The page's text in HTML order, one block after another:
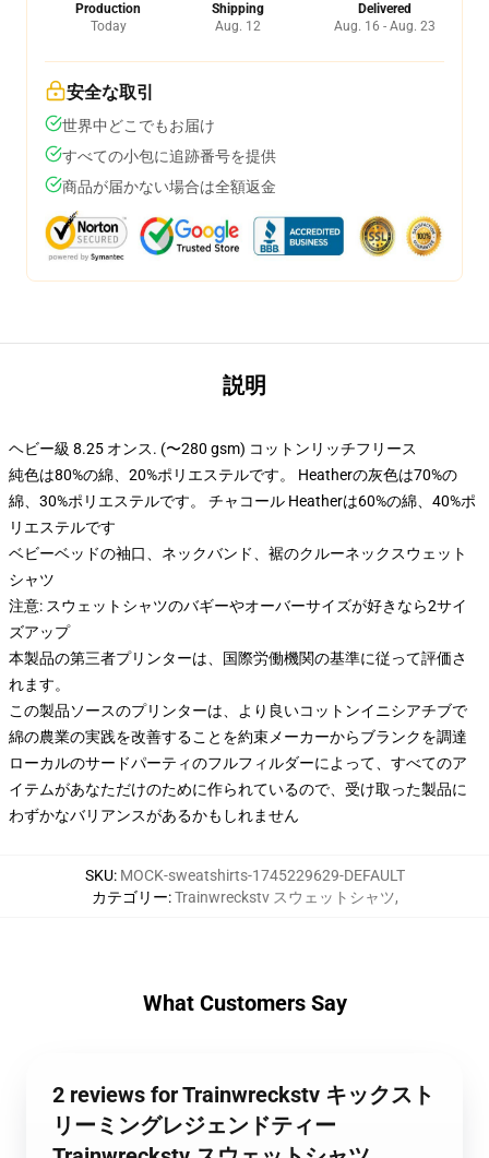
Production
Today
Shipping
Aug. 12
Delivered
Aug. 16 - Aug. 23
安全な取引
世界中どこでもお届け
すべての小包に追跡番号を提供
商品が届かない場合は全額返金
説明
ヘビー級 8.25 オンス. (〜280 gsm) コットンリッチフリース
純色は80%の綿、20%ポリエステルです。 Heatherの灰色は70%の
綿、30%ポリエステルです。 チャコール Heatherは60%の綿、40%ポ
リエステルです
ベビーベッドの袖口、ネックバンド、裾のクルーネックスウェット
シャツ
注意: スウェットシャツのバギーやオーバーサイズが好きなら2サイ
ズアップ
本製品の第三者プリンターは、国際労働機関の基準に従って評価さ
れます。
この製品ソースのプリンターは、より良いコットンイニシアチブで
綿の農業の実践を改善することを約束メーカーからブランクを調達
ローカルのサードパーティのフルフィルダーによって、すべてのア
イテムがあなただけのために作られているので、受け取った製品に
わずかなバリアンスがあるかもしれません
SKU: MOCK-sweatshirts-1745229629-DEFAULT
カテゴリー:Trainwreckstv スウェットシャツ,
What Customers Say
2 reviews for Trainwreckstv キックスト
リーミングレジェンドティー